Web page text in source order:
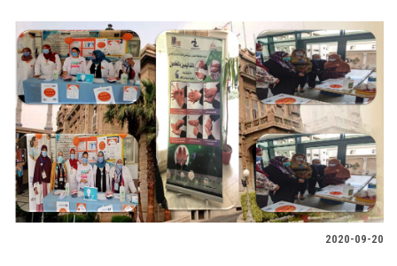
2020-09-20